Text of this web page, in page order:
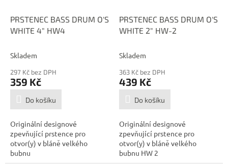
PRSTENEC BASS DRUM O'S
WHITE 4" HW4
Skladem
297 Kč bez DPH
359 Kč
Do košíku
Originální designové
zpevňující prstence pro
otvor(y) v bláně velkého
bubnu
PRSTENEC BASS DRUM O'S
WHITE 2" HW-2
Skladem
363 Kč bez DPH
439 Kč
Do košíku
Originální designové
zpevňující prstence pro
otvor(y) v bláně velkého
bubnu HW 2